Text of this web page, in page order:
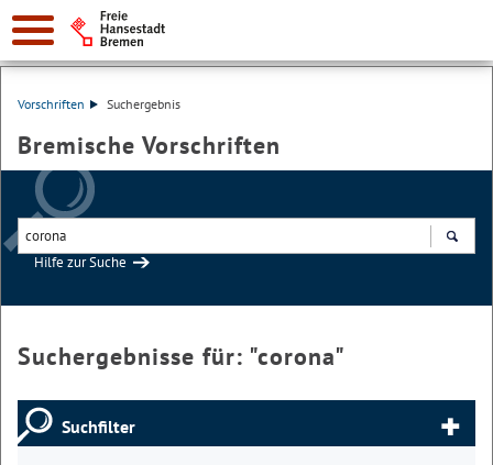
Vorschriften Suchergebnis
Bremische Vorschriften
Hilfe zur Suche
Suchergebnisse für: "corona"
Suchfilter